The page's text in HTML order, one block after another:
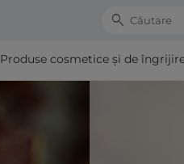
Search
Produse cosmetice şi de